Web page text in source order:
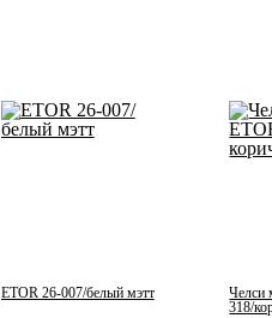
ETOR 26-007/белый мэтт
Челси
318/